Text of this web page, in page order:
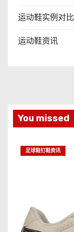
运动鞋实例对比
运动鞋资讯
You missed
足球鞋钉鞋资讯